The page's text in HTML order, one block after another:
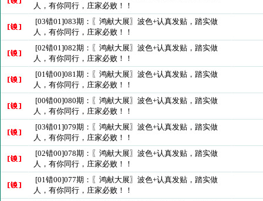
人，有你同行，庄家必败！！
[03错01]083期：〖鸿献大展〗波色+认真发贴，踏实做
人，有你同行，庄家必败！！
[02错01]082期：〖鸿献大展〗波色+认真发贴，踏实做
人，有你同行，庄家必败！！
[01错00]081期：〖鸿献大展〗波色+认真发贴，踏实做
人，有你同行，庄家必败！！
[00错00]080期：〖鸿献大展〗波色+认真发贴，踏实做
人，有你同行，庄家必败！！
[03错01]079期：〖鸿献大展〗波色+认真发贴，踏实做
人，有你同行，庄家必败！！
[02错00]078期：〖鸿献大展〗波色+认真发贴，踏实做
人，有你同行，庄家必败！！
[01错00]077期：〖鸿献大展〗波色+认真发贴，踏实做
人，有你同行，庄家必败！！